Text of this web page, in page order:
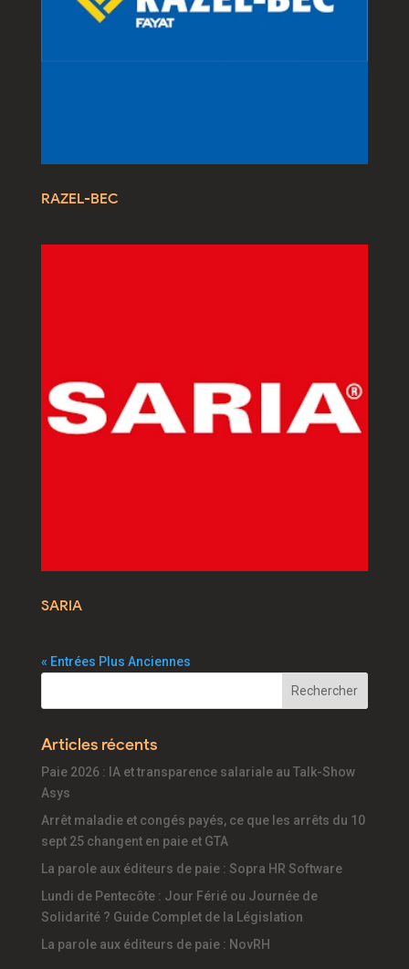
RAZEL-BEC
SARIA
« Entrées Plus Anciennes
Articles récents
Paie 2026 : IA et transparence salariale au Talk-Show
Asys
Arrêt maladie et congés payés, ce que les arrêts du 10
sept 25 changent en paie et GTA
La parole aux éditeurs de paie : Sopra HR Software
Lundi de Pentecôte : Jour Férié ou Journée de
Solidarité ? Guide Complet de la Législation
La parole aux éditeurs de paie : NovRH